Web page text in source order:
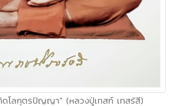
ดโลกุตรปัญญา" (หลวงปู่เทสก์ เทสรัสี)